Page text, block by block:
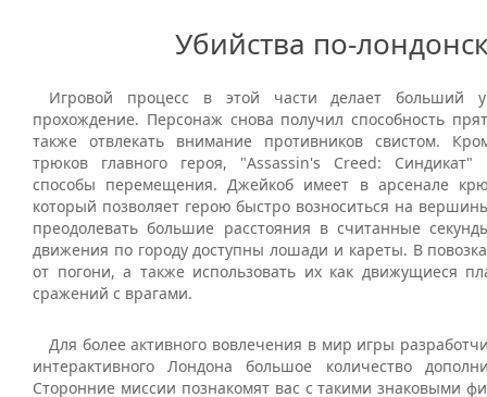
Убийства по-
Игровой процесс в этой части делает больший
прохождение. Персонаж снова получил способность
также отвлекать внимание противников свистом.
трюков главного героя, "Assassin's Creed: Синдикат"
способы перемещения. Джейкоб имеет в арсенале
который позволяет герою быстро возноситься на
преодолевать большие расстояния в считанные
движения по городу доступны лошади и кареты. В
от погони, а также использовать их как движущиеся
сражений с врагами.
Для более активного вовлечения в мир игры
интерактивного Лондона большое количество
Сторонние миссии познакомят вас с такими знаковыми